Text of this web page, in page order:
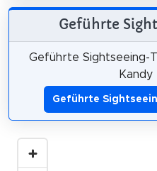
Geführte
Geführte Sightseeing-
Kandy
Geführte